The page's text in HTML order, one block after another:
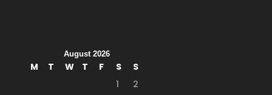
August 2026
M T W T F S
S
1
2